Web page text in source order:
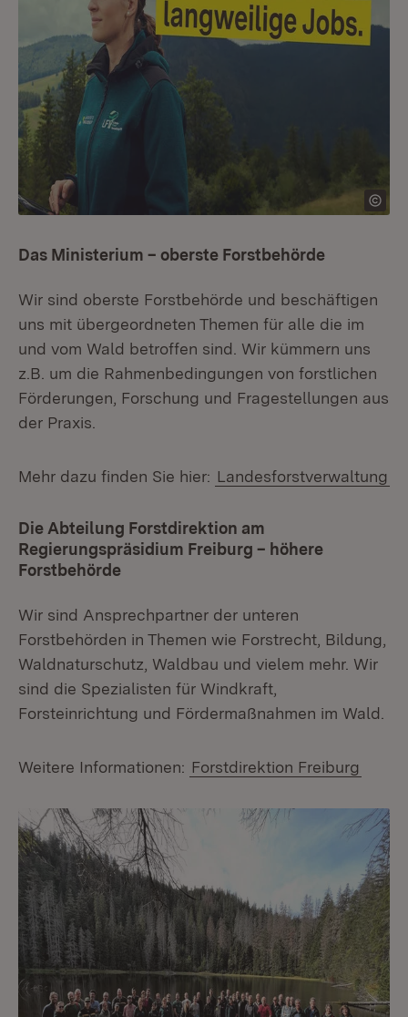
Das Ministerium – oberste Forstbehörde
Wir sind oberste Forstbehörde und beschäftigen
uns mit übergeordneten Themen für alle die im
und vom Wald betroffen sind. Wir kümmern uns
z.B. um die Rahmenbedingungen von forstlichen
Förderungen, Forschung und Fragestellungen aus
der Praxis.
Mehr dazu finden Sie hier: Landesforstverwaltung
Die Abteilung Forstdirektion am
Regierungspräsidium Freiburg – höhere
Forstbehörde
Wir sind Ansprechpartner der unteren
Forstbehörden in Themen wie Forstrecht, Bildung,
Waldnaturschutz, Waldbau und vielem mehr. Wir
sind die Spezialisten für Windkraft,
Forsteinrichtung und Fördermaßnahmen im Wald.
Weitere Informationen: Forstdirektion Freiburg